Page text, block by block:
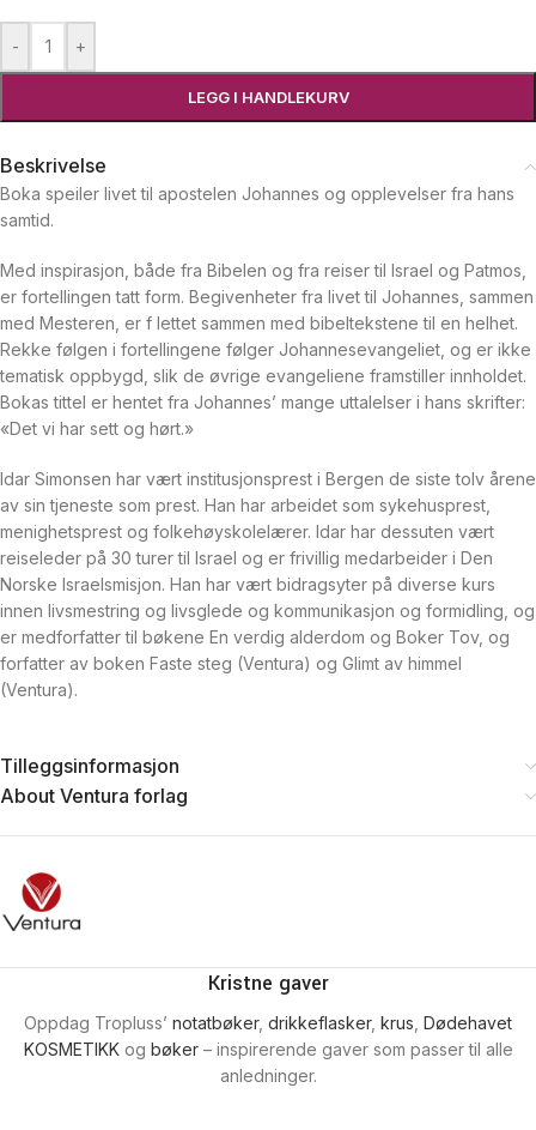
- +
LEGG I HANDLEKURV
Beskrivelse
Boka speiler livet til apostelen Johannes og opplevelser fra hans
samtid.
Med inspirasjon, både fra Bibelen og fra reiser til Israel og Patmos,
er fortellingen tatt form. Begivenheter fra livet til Johannes, sammen
med Mesteren, er f lettet sammen med bibeltekstene til en helhet.
Rekke følgen i fortellingene følger Johannesevangeliet, og er ikke
tematisk opp­bygd, slik de øvrige evangeliene framstiller innholdet.
Bokas tittel er hentet fra Johannes’ mange uttalelser i hans skrifter:
«Det vi har sett og hørt.»
Idar Simonsen har vært institusjonsprest i Bergen de siste tolv årene
av sin tjeneste som prest. Han har arbeidet som sykehusprest,
menighetsprest og folke­høyskolelærer. Idar har dessuten vært
reiseleder på 30 turer til Israel og er frivillig medarbeider i Den
Norske Israelsmisjon. Han har vært bidragsyter på diverse kurs
innen livsmestring og livsglede og kommunikasjon og formidling, og
er medforfatter til bøkene En verdig alderdom og Boker Tov, og
forfatter av boken Faste steg (Ventura) og Glimt av himmel
(Ventura).
Tilleggsinformasjon
About Ventura forlag
Kristne gaver
Oppdag Tropluss’ notatbøker, drikkeflasker, krus Dødehavet
KOSMETIKKog bøker– inspirerende gaver som passer til alle
anledninger.